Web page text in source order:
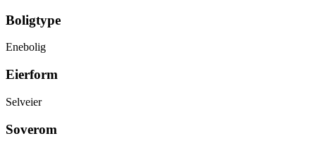
Boligtype
Enebolig
Eierform
Selveier
Soverom